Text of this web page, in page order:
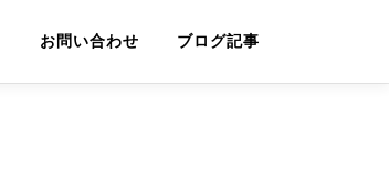
お問い合わせ ブログ記事